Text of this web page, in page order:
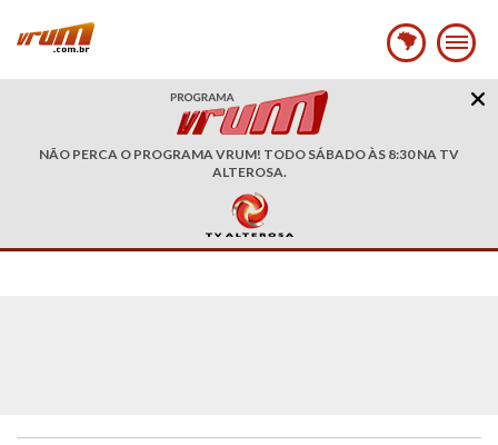
NÃO PERCA O PROGRAMA VRUM! TODO SÁBADO ÀS 8:30 NA TV
ALTEROSA.